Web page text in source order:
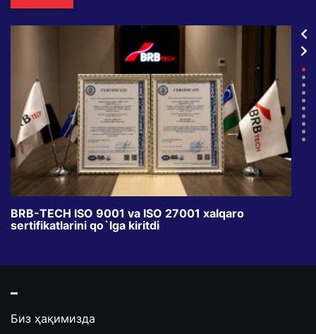
BRB-TECH ISO 9001 va ISO 27001 xalqaro
sertifikatlarini qo`lga kiritdi
Биз ҳақимизда